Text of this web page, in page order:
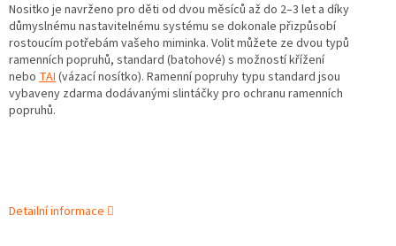
Nositko je navrženo pro děti od dvou měsíců až do 2–3 let a díky
důmyslnému nastavitelnému systému se dokonale přizpůsobí
rostoucím potřebám vašeho miminka. Volit můžete ze dvou typů
ramenních popruhů, standard (batohové) s možností křížení
nebo TAI(vázací nosítko). Ramenní popruhy typu standard jsou
vybaveny zdarma dodávanými slintáčky pro ochranu ramenních
popruhů.
Detailní informace